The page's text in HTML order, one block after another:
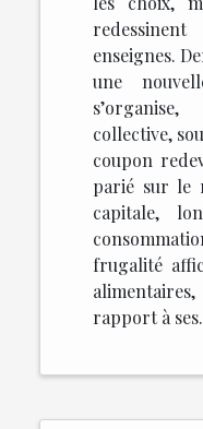
enseignes.
une
collective,
coupon
parié sur le
capitale,
frugalité
rapport à